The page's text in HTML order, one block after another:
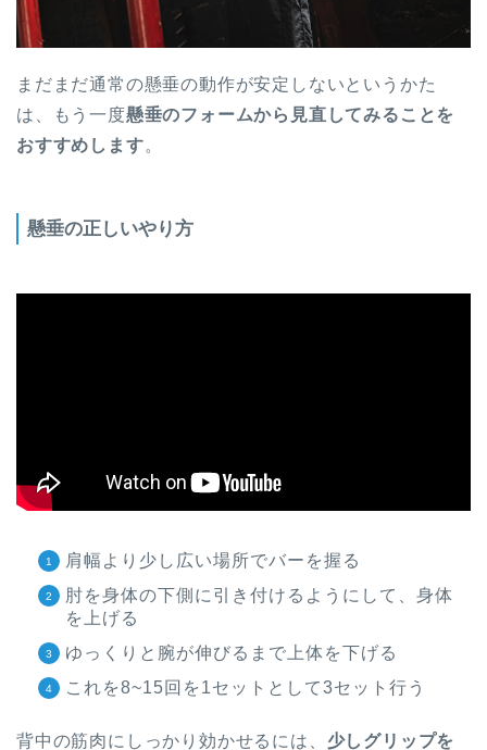
まだまだ通常の懸垂の動作が安定しないというかた
は、もう一度懸垂のフォームから見直してみることを
おすすめします。
懸垂の正しいやり方
肩幅より少し広い場所でバーを握る
肘を身体の下側に引き付けるようにして、身体
を上げる
ゆっくりと腕が伸びるまで上体を下げる
これを8~15回を1セットとして3セット行う
背中の筋肉にしっかり効かせるには、 少しグリップを